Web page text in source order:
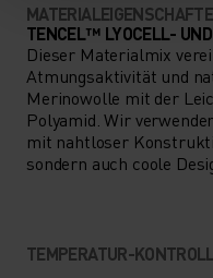
TENCEL™ LYOCELL-
Dieser Materialmix
Atmungsaktivität und
Merinowolle mit der
Polyamid. Wir
mit nahtloser
sondern auch coole
TEMPERATUR-